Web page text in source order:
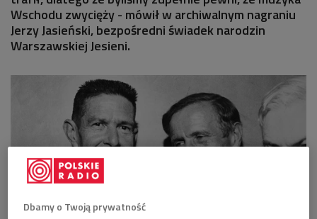
Wschodu zwycięży - mówił w archiwalnym nagraniu
Jerzy Jasieński, bezpośredni świadek narodzin
Warszawskiej Jesieni.
Dbamy o Twoją prywatność